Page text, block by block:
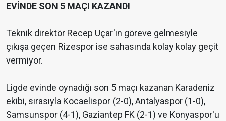
EVİNDE SON 5 MAÇI KAZANDI
Teknik direktör Recep Uçar'ın göreve gelmesiyle
çıkışa geçen Rizespor ise sahasında kolay kolay geçit
vermiyor.
Ligde evinde oynadığı son 5 maçı kazanan Karadeniz
ekibi, sırasıyla Kocaelispor (2-0), Antalyaspor (1-0),
Samsunspor (4-1), Gaziantep FK (2-1) ve Konyaspor'u